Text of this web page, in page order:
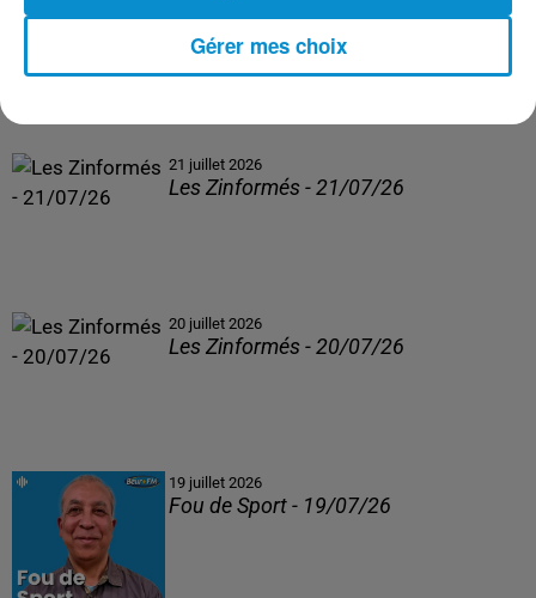
21 juillet 2026
Les Zinformés - 21/07/26
20 juillet 2026
Les Zinformés - 20/07/26
19 juillet 2026
Fou de Sport - 19/07/26
Gérer mes choix